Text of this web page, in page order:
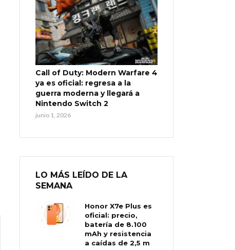
Call of Duty: Modern Warfare 4
ya es oficial: regresa a la
guerra moderna y llegará a
Nintendo Switch 2
junio 1, 2026
LO MÁS LEÍDO DE LA
SEMANA
Honor X7e Plus es
oficial: precio,
batería de 8.100
mAh y resistencia
a caídas de 2,5 m